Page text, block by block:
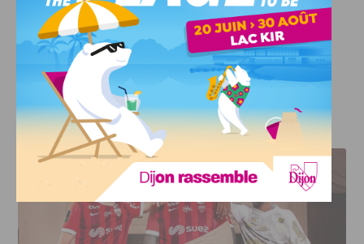
J'AIME LE DFCO